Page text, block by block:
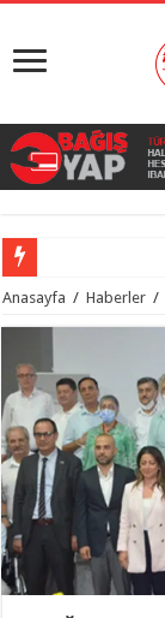
Anasayfa / Haberler /